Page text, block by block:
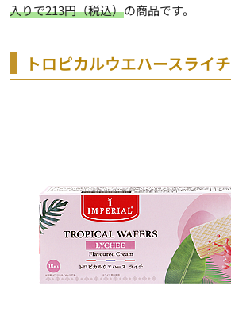
入りで213円（税込）の商品です。
トロピカルウエハースライチ